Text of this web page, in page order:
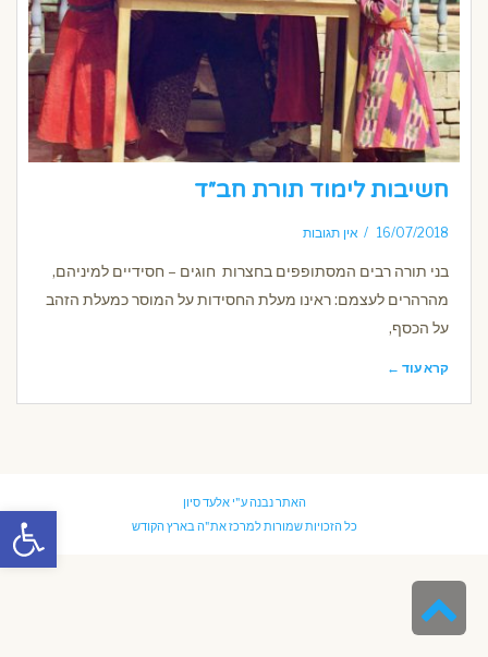
פתח
חשיבות לימוד תורת חב״ד
16/07/2018 אין תגובות
בני תורה רבים המסתופפים בחצרות חוגים – חסידיים למיניהם,
מהרהרים לעצמם: ראינו מעלת החסידות על המוסר כמעלת הזהב
על הכסף,
קרא עוד ←
האתר נבנה ע"יאלעד סיון
כל הזכויות שמורות למרכז את"ה בארץ הקודש
לראש